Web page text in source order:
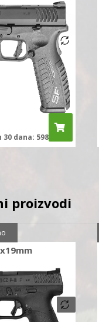
30 dana: 598,91
proizvodi